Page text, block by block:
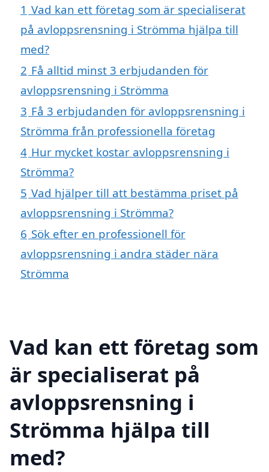
1 Vad kan ett företag som är specialiserat
på avloppsrensning i Strömma hjälpa till
med?
2 Få alltid minst 3 erbjudanden för
avloppsrensning i Strömma
3 Få 3 erbjudanden för avloppsrensning i
Strömma från professionella företag
4 Hur mycket kostar avloppsrensning i
Strömma?
5 Vad hjälper till att bestämma priset på
avloppsrensning i Strömma?
6 Sök efter en professionell för
avloppsrensning i andra städer nära
Strömma
Vad kan ett företag som
är specialiserat på
avloppsrensning i
Strömma hjälpa till
med?